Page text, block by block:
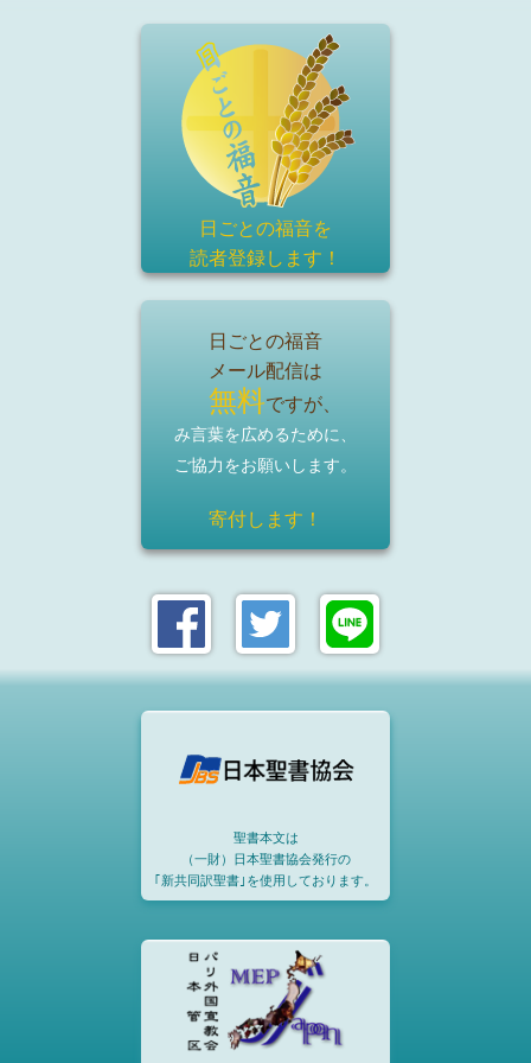
日ごとの福音を
読者登録します！
日ごとの福音
メール配信は
無料ですが、
み言葉を広めるために、
ご協力をお願いします。
寄付します！
聖書本文は
（一財）日本聖書協会発行の
｢新共同訳聖書｣を使用しております。